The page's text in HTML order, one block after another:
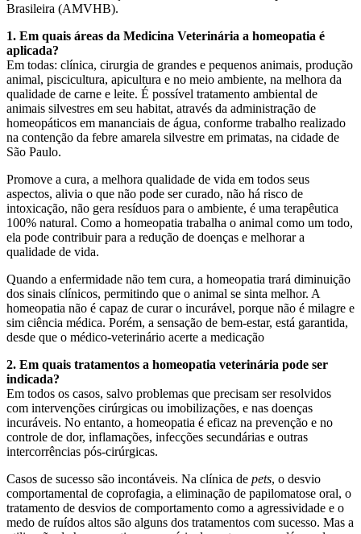
Brasileira (AMVHB).
1. Em quais áreas da Medicina Veterinária a homeopatia é
aplicada?
Em todas: clínica, cirurgia de grandes e pequenos animais, produção
animal, piscicultura, apicultura e no meio ambiente, na melhora da
qualidade de carne e leite. É possível tratamento ambiental de
animais silvestres em seu habitat, através da administração de
homeopáticos em mananciais de água, conforme trabalho realizado
na contenção da febre amarela silvestre em primatas, na cidade de
São Paulo.
Promove a cura, a melhora qualidade de vida em todos seus
aspectos, alivia o que não pode ser curado, não há risco de
intoxicação, não gera resíduos para o ambiente, é uma terapêutica
100% natural. Como a homeopatia trabalha o animal como um todo,
ela pode contribuir para a redução de doenças e melhorar a
qualidade de vida.
Quando a enfermidade não tem cura, a homeopatia trará diminuição
dos sinais clínicos, permitindo que o animal se sinta melhor. A
homeopatia não é capaz de curar o incurável, porque não é milagre e
sim ciência médica. Porém, a sensação de bem-estar, está garantida,
desde que o médico-veterinário acerte a medicação
2. Em quais tratamentos a homeopatia veterinária pode ser
indicada?
Em todos os casos, salvo problemas que precisam ser resolvidos
com intervenções cirúrgicas ou imobilizações, e nas doenças
incuráveis. No entanto, a homeopatia é eficaz na prevenção e no
controle de dor, inflamações, infecções secundárias e outras
intercorrências pós-cirúrgicas.
Casos de sucesso são incontáveis. Na clínica de pets, o desvio
comportamental de coprofagia, a eliminação de papilomatose oral, o
tratamento de desvios de comportamento como a agressividade e o
medo de ruídos altos são alguns dos tratamentos com sucesso. Mas a